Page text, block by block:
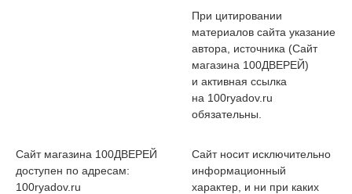
При цитировании
материалов сайта указание
автора, источника (Сайт
магазина 100ДВЕРЕЙ)
и активная ссылка
на 100ryadov.ru
обязательны.
Сайт магазина 100ДВЕРЕЙ
доступен по адресам:
100ryadov.ru
Сайт носит исключительно
информационный
характер, и ни при каких